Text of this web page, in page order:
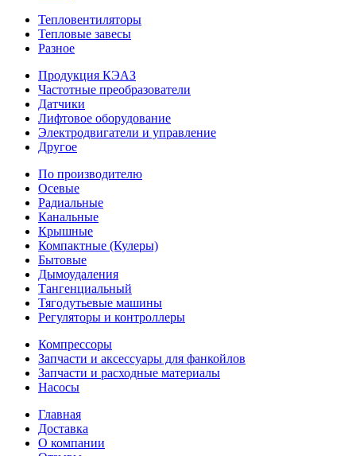
Тепловентиляторы
Тепловые завесы
Разное
Продукция КЭАЗ
Частотные преобразователи
Датчики
Лифтовое оборудование
Электродвигатели и управление
Другое
По производителю
Осевые
Радиальные
Канальные
Крышные
Компактные (Кулеры)
Бытовые
Дымоудаления
Тангенциальный
Тягодутьевые машины
Регуляторы и контроллеры
Компрессоры
Запчасти и аксессуары для фанкойлов
Запчасти и расходные материалы
Насосы
Главная
Доставка
О компании